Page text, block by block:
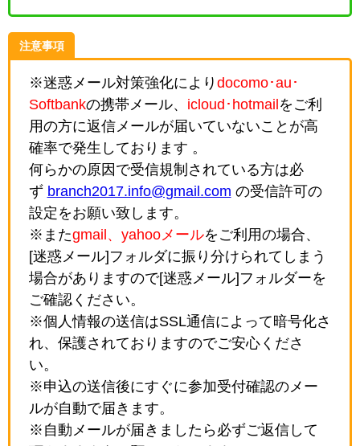
注意事項
※迷惑メール対策強化により docomo･au･
Softbankの携帯メール、 icloud･hotmail をご利
用の方に返信メールが届いていないことが高
確率で発生しております 。
何らかの原因で受信規制されている方は必
ず branch2017.info@gmail.com の受信許可の
設定をお願い致します。
※またgmail、yahooメールをご利用の場合、
[迷惑メール]フォルダに振り分けられてしまう
場合がありますので[迷惑メール]フォルダーを
ご確認ください。
※個人情報の送信はSSL通信によって暗号化さ
れ、保護されておりますのでご安心くださ
い。
※申込の送信後にすぐに参加受付確認のメー
ルが自動で届きます。
※自動メールが届きましたら必ずご返信して